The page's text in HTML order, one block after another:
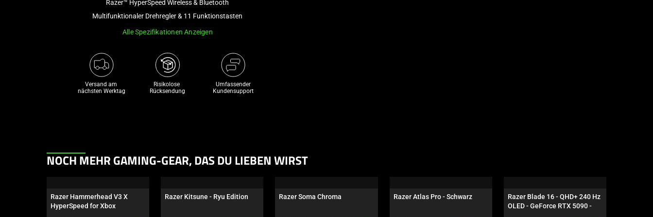
Razer™ HyperSpeed Wireless & Bluetooth
Multifunktionaler Drehregler & 11 Funktionstasten
Alle Spezifikationen Anzeigen
Versand am
nächsten Werktag
Risikolose
Rücksendung
Umfassender
Kundensupport
This
carousel.
Use
NOCH MEHR GAMING-GEAR, DAS DU LIEBEN WIRST
Razer Hammerhead V3 X
HyperSpeed for Xbox
Razer Kitsune - Ryu Edition Razer Soma Chroma Razer Atlas Pro - Schwarz
Razer Blade 16 - QHD+ 240 Hz
OLED - GeForce RTX 5090 -